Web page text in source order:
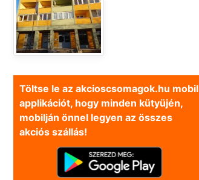
Töltse le az akcioscsomagok.hu mobil
applikációt, hogy minden kütyüjén,
mobilján önnel legyen az összes
akciós szállás!